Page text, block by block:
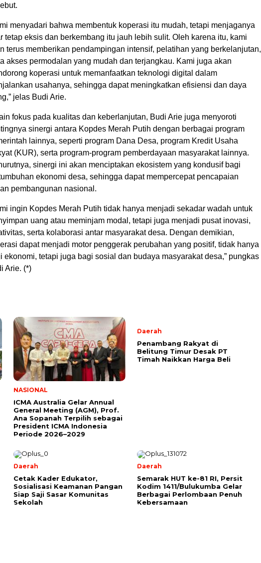
menyadari bahwa membentuk koperasi itu mudah, tetapi menjaganya
tetap eksis dan berkembang itu jauh lebih sulit. Oleh karena itu, kami
terus memberikan pendampingan intensif, pelatihan yang berkelanjutan,
akses permodalan yang mudah dan terjangkau. Kami juga akan
koperasi untuk memanfaatkan teknologi digital dalam
usahanya, sehingga dapat meningkatkan efisiensi dan daya
jelas Budi Arie.
fokus pada kualitas dan keberlanjutan, Budi Arie juga menyoroti
sinergi antara Kopdes Merah Putih dengan berbagai program
lainnya, seperti program Dana Desa, program Kredit Usaha
(KUR), serta program-program pemberdayaan masyarakat lainnya.
sinergi ini akan menciptakan ekosistem yang kondusif bagi
ekonomi desa, sehingga dapat mempercepat pencapaian
pembangunan nasional.
ingin Kopdes Merah Putih tidak hanya menjadi sekadar wadah untuk
uang atau meminjam modal, tetapi juga menjadi pusat inovasi,
serta kolaborasi antar masyarakat desa. Dengan demikian,
dapat menjadi motor penggerak perubahan yang positif, tidak hanya
ekonomi, tetapi juga bagi sosial dan budaya masyarakat desa,” pungkas
Arie. (*)
NASIONAL
ICMA Australia Gelar Annual
General Meeting (AGM), Prof.
Ana Sopanah Terpilih sebagai
President ICMA Indonesia
Periode 2026–2029
Daerah
Penambang Rakyat di
Belitung Timur Desak PT
Timah Naikkan Harga Beli
Daerah
Cetak Kader Edukator,
Sosialisasi Keamanan Pangan
Siap Saji Sasar Komunitas
Sekolah
Daerah
Semarak HUT ke-81 RI, Persit
Kodim 1411/Bulukumba Gelar
Berbagai Perlombaan Penuh
Kebersamaan